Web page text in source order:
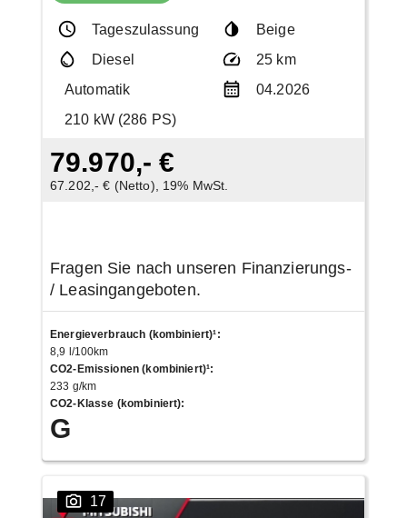
Tageszulassung
Beige
Diesel
25 km
Automatik
04.2026
210 kW (286 PS)
79.970,- €
67.202,- € (Netto), 19% MwSt.
Fragen Sie nach unseren Finanzierungs-
/ Leasingangeboten.
Energieverbrauch (kombiniert)¹:
8,9 l/100km
CO2-Emissionen (kombiniert)¹:
233 g/km
CO2-Klasse (kombiniert):
G
17